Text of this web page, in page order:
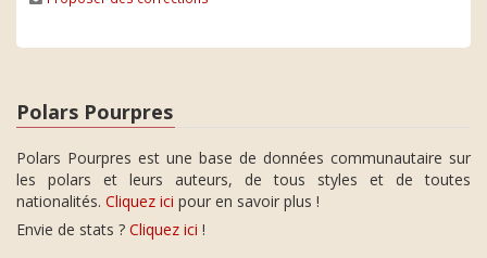
Polars Pourpres
Polars Pourpres est une base de données communautaire sur
les polars et leurs auteurs, de tous styles et de toutes
nationalités. Cliquez ici pour en savoir plus !
Envie de stats ? Cliquez ici !